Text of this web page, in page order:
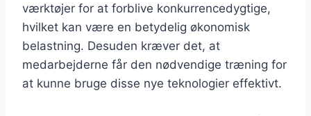
værktøjer for at forblive konkurrencedygtige,
hvilket kan være en betydelig økonomisk
belastning. Desuden kræver det, at
medarbejderne får den nødvendige træning for
at kunne bruge disse nye teknologier effektivt.